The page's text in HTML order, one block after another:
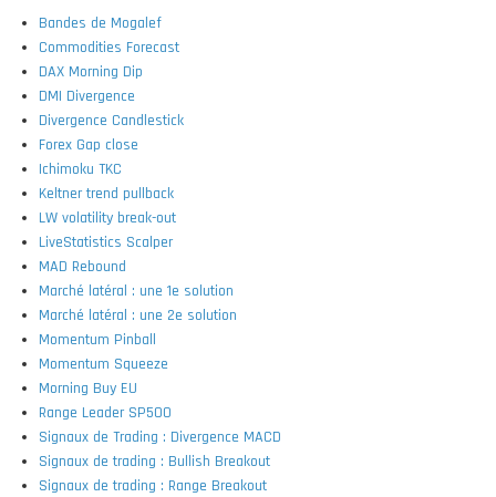
Bandes de Mogalef
Commodities Forecast
DAX Morning Dip
DMI Divergence
Divergence Candlestick
Forex Gap close
Ichimoku TKC
Keltner trend pullback
LW volatility break-out
LiveStatistics Scalper
MAD Rebound
Marché latéral : une 1e solution
Marché latéral : une 2e solution
Momentum Pinball
Momentum Squeeze
Morning Buy EU
Range Leader SP500
Signaux de Trading : Divergence MACD
Signaux de trading : Bullish Breakout
Signaux de trading : Range Breakout